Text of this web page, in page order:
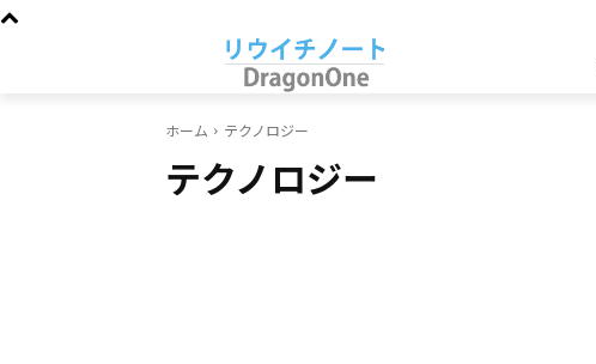
ホーム テクノロジー
テクノロジー